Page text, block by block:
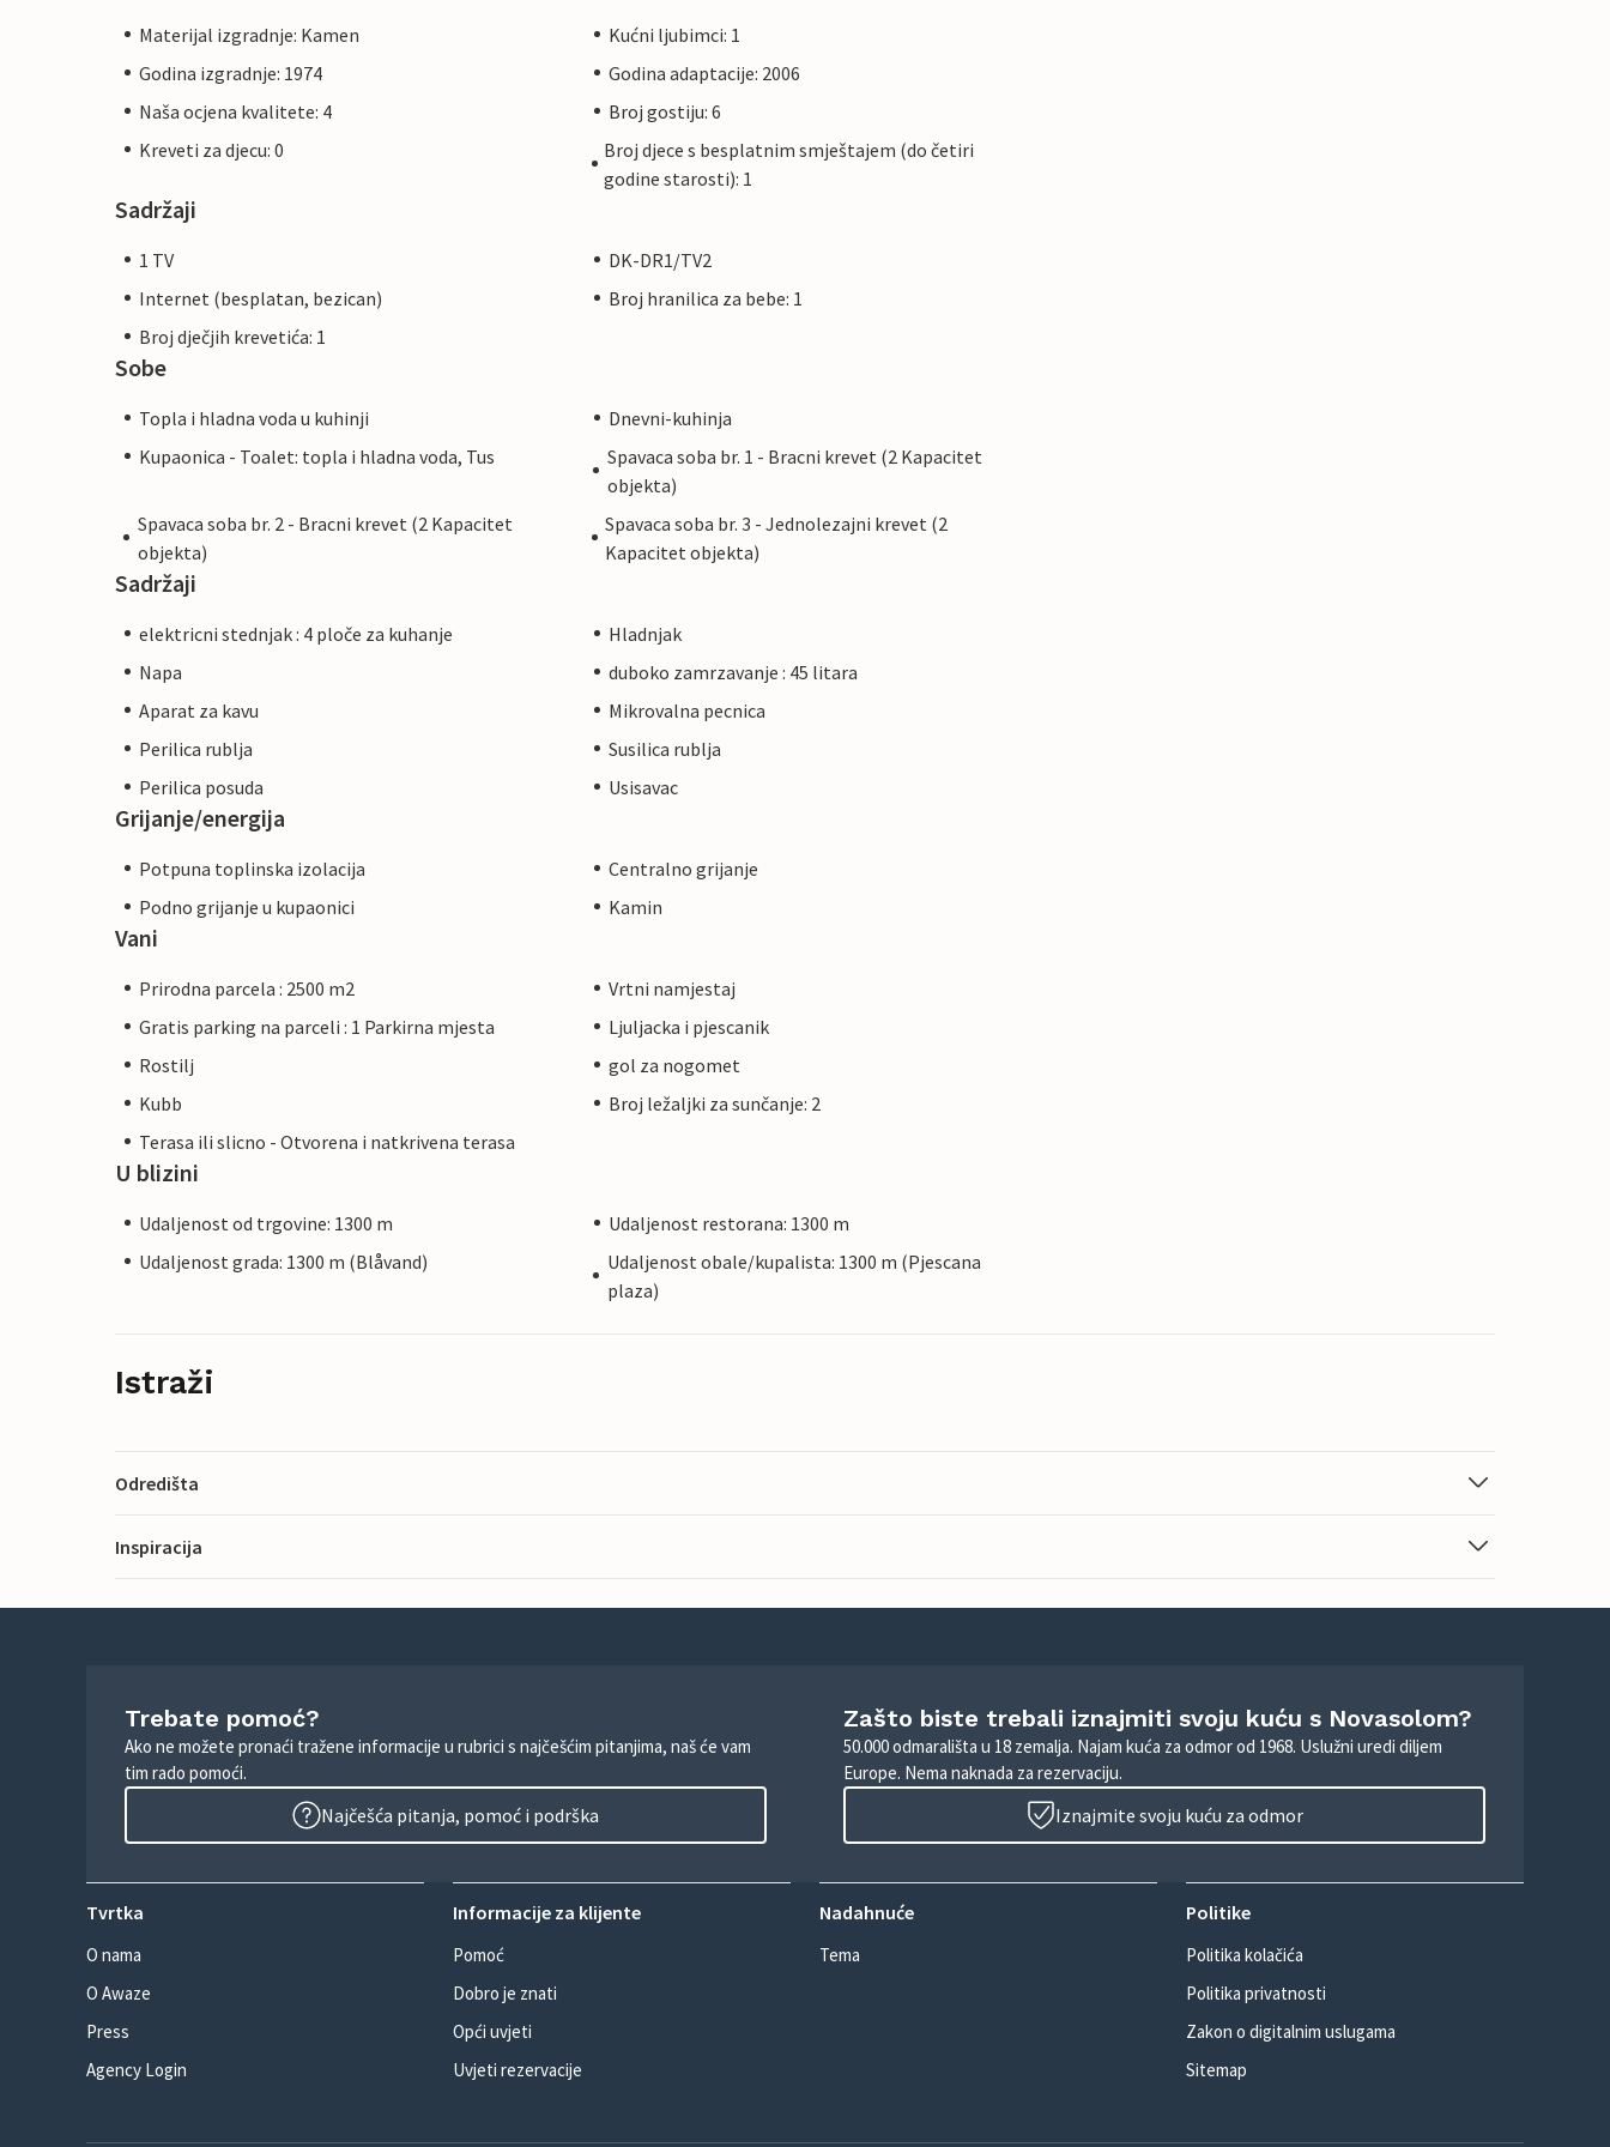
Materijal izgradnje: Kamen
Kućni ljubimci: 1
Godina izgradnje: 1974
Godina adaptacije: 2006
Naša ocjena kvalitete: 4
Broj gostiju: 6
Kreveti za djecu: 0
Broj djece s besplatnim smještajem (do četiri
godine starosti): 1
Sadržaji
1 TV
DK-DR1/TV2
Internet (besplatan, bezican)
Broj hranilica za bebe: 1
Broj dječjih krevetića: 1
Sobe
Topla i hladna voda u kuhinji
Dnevni-kuhinja
Kupaonica - Toalet: topla i hladna voda, Tus
Spavaca soba br. 1 - Bracni krevet (2 Kapacitet
objekta)
Spavaca soba br. 2 - Bracni krevet (2 Kapacitet
objekta)
Spavaca soba br. 3 - Jednolezajni krevet (2
Kapacitet objekta)
Sadržaji
elektricni stednjak : 4 ploče za kuhanje
Hladnjak
Napa
duboko zamrzavanje : 45 litara
Aparat za kavu
Mikrovalna pecnica
Perilica rublja
Susilica rublja
Perilica posuda
Usisavac
Grijanje/energija
Potpuna toplinska izolacija
Centralno grijanje
Podno grijanje u kupaonici
Kamin
Vani
Prirodna parcela : 2500 m2
Vrtni namjestaj
Gratis parking na parceli : 1 Parkirna mjesta
Ljuljacka i pjescanik
Rostilj
gol za nogomet
Kubb
Broj ležaljki za sunčanje: 2
Terasa ili slicno - Otvorena i natkrivena terasa
U blizini
Udaljenost od trgovine: 1300 m
Udaljenost restorana: 1300 m
Udaljenost grada: 1300 m (Blåvand)
Udaljenost obale/kupalista: 1300 m (Pjescana
plaza)
Istraži
Odredišta
Inspiracija
Trebate pomoć?
Ako ne možete pronaći tražene informacije u rubrici s najčešćim pitanjima, naš će vam
tim rado pomoći.
Najčešća pitanja, pomoć i podrška
Zašto biste trebali iznajmiti svoju kuću s Novasolom?
50.000 odmarališta u 18 zemalja. Najam kuća za odmor od 1968. Uslužni uredi diljem
Europe. Nema naknada za rezervaciju.
Iznajmite svoju kuću za odmor
Tvrtka
O nama
O Awaze
Press
Agency Login
Informacije za klijente
Pomoć
Dobro je znati
Opći uvjeti
Uvjeti rezervacije
Nadahnuće
Tema
Politike
Politika kolačića
Politika privatnosti
Zakon o digitalnim uslugama
Sitemap